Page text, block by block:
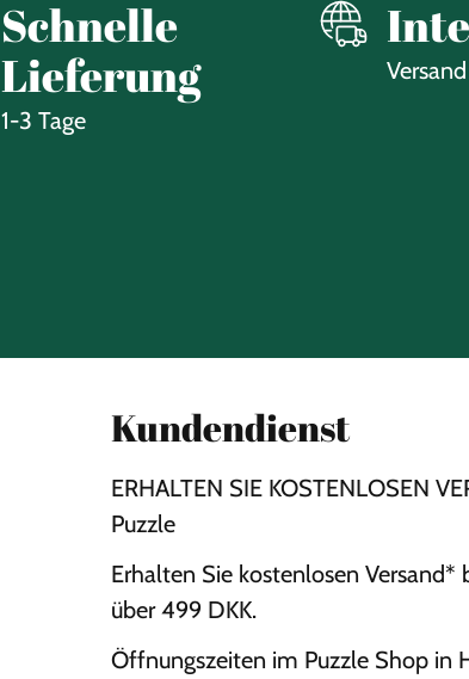
Schnelle
Lieferung
1-3 Tage
Kundendienst
ERHALTEN SIE KOSTENLOSEN
Puzzle
Erhalten Sie kostenlosen Versand*
über 499 DKK.
Öffnungszeiten im Puzzle Shop in